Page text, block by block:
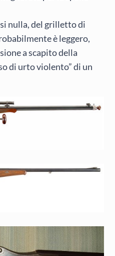
nulla, del grilletto di
è leggero,
a scapito della
di urto violento” di un